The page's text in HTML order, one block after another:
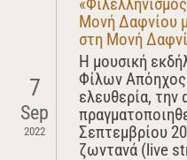
7
Sep
2022
Μονή Δαφνίου
στη Μονή
Η μουσική
Φίλων
ελευθερία, την
Σεπτεμβρίου
ζωντανά (live